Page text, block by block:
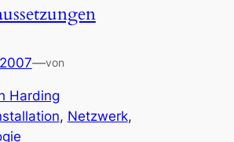
—von
Harding
, Netzwerk